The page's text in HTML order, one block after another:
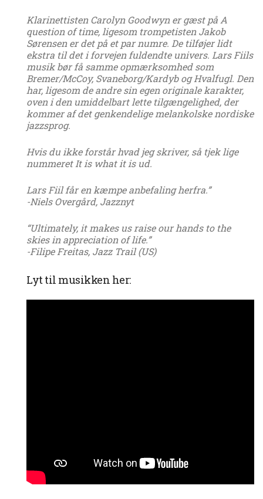
Klarinettisten Carolyn Goodwyn er gæst på A
question of time, ligesom trompetisten Jakob
Sørensen er det på et par numre. De tilføjer lidt
ekstra til det i forvejen fuldendte univers. Lars Fiils
musik bør få samme opmærksomhed som
Bremer/McCoy, Svaneborg/Kardyb og Hvalfugl. Den
har, ligesom de andre sin egen originale karakter,
oven i den umiddelbart lette tilgængelighed, der
kommer af det genkendelige melankolske nordiske
jazzsprog.
Hvis du ikke forstår hvad jeg skriver, så tjek lige
nummeret It is what it is ud.
Lars Fiil får en kæmpe anbefaling herfra.”
-Niels Overgård, Jazznyt
“Ultimately, it makes us raise our hands to the
skies in appreciation of life.”
-Filipe Freitas, Jazz Trail (US)
Lyt til musikken her: